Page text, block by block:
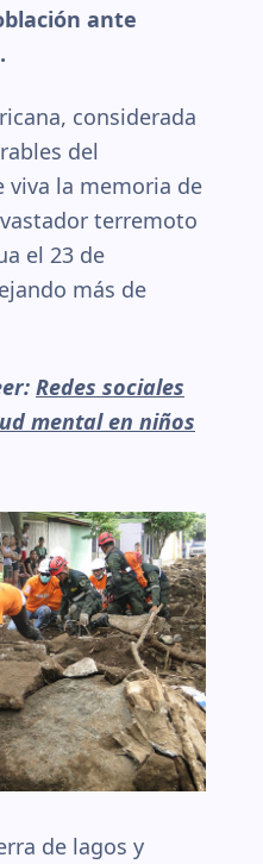
ante
considerada
del
la memoria de
terremoto
el 23 de
más de
Redes sociales
mental en niños
de lagos y